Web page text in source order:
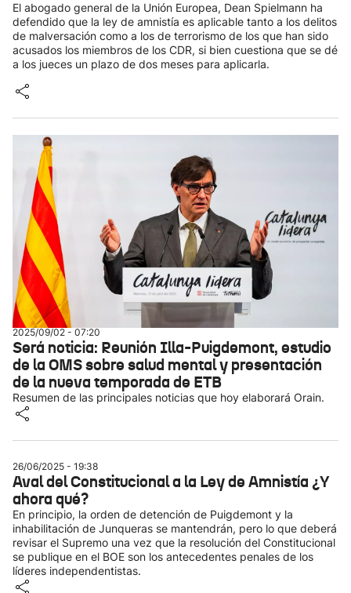
El abogado general de la Unión Europea, Dean Spielmann ha
defendido que la ley de amnistía es aplicable tanto a los delitos
de malversación como a los de terrorismo de los que han sido
acusados los miembros de los CDR, si bien cuestiona que se dé
a los jueces un plazo de dos meses para aplicarla.
2025/09/02 - 07:20
Será noticia: Reunión Illa-Puigdemont, estudio
de la OMS sobre salud mental y presentación
de la nueva temporada de ETB
Resumen de las principales noticias que hoy elaborará Orain.
26/06/2025 - 19:38
Aval del Constitucional a la Ley de Amnistía ¿Y
ahora qué?
En principio, la orden de detención de Puigdemont y la
inhabilitación de Junqueras se mantendrán, pero lo que deberá
revisar el Supremo una vez que la resolución del Constitucional
se publique en el BOE son los antecedentes penales de los
líderes independentistas.